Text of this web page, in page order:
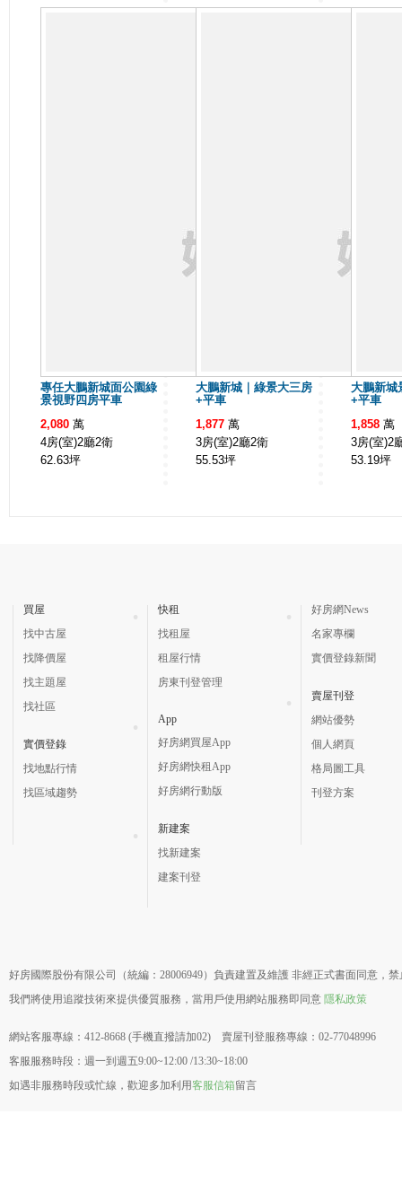
專任大鵬新城面公園綠
景視野四房平車
2,080 萬
4房(室)2廳2衛
62.63坪
大鵬新城｜綠景大三房
+平車
1,877 萬
3房(室)2廳2衛
55.53坪
大鵬新城
+平車
1,858 萬
3房(室)2
53.19坪
買屋
找中古屋
找降價屋
找主題屋
找社區
實價登錄
找地點行情
找區域趨勢
快租
找租屋
租屋行情
房東刊登管理
App
好房網買屋App
好房網快租App
好房網行動版
新建案
找新建案
建案刊登
好房網News
名家專欄
實價登錄新聞
賣屋刊登
網站優勢
個人網頁
格局圖工具
刊登方案
好房國際股份有限公司（統編：28006949）負責建置及維護 非經正式書面同意，
我們將使用追蹤技術來提供優質服務，當用戶使用網站服務即同意 隱私政策
網站客服專線：412-8668 (手機直撥請加02) 賣屋刊登服務專線：02-77048996
客服服務時段：週一到週五9:00~12:00 /13:30~18:00
如遇非服務時段或忙線，歡迎多加利用客服信箱留言